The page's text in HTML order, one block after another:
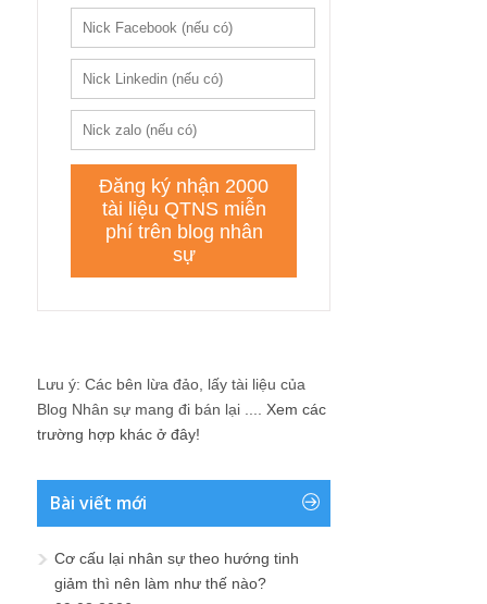
Lưu ý: Các bên lừa đảo, lấy tài liệu của
Blog Nhân sự mang đi bán lại .... Xem các
trường hợp khác ở đây!
Bài viết mới
Cơ cấu lại nhân sự theo hướng tinh
giảm thì nên làm như thế nào?